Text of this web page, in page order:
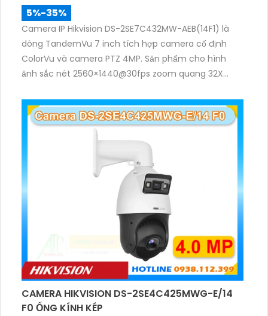
5%-35%
Camera IP Hikvision DS-2SE7C432MW-AEB(14F1) là
dòng TandemVu 7 inch tích hợp camera cố định
ColorVu và camera PTZ 4MP. Sản phẩm cho hình
ảnh sắc nét 2560×1440@30fps zoom quang 32X
giám sát khu vực rộng cả ngày lẫn đêm.
CAMERA HIKVISION DS-2SE4C425MWG-E/14
F0 ỐNG KÍNH KÉP